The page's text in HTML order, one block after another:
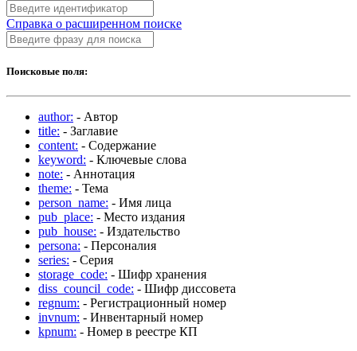
Справка о расширенном поиске
Поисковые поля:
author: - Автор
title: - Заглавие
content: - Содержание
keyword: - Ключевые слова
note: - Аннотация
theme: - Тема
person_name: - Имя лица
pub_place: - Место издания
pub_house: - Издательство
persona: - Персоналия
series: - Серия
storage_code: - Шифр хранения
diss_council_code: - Шифр диссовета
regnum: - Регистрационный номер
invnum: - Инвентарный номер
kpnum: - Номер в реестре КП